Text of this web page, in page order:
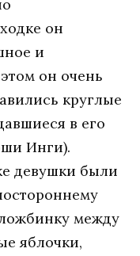
oн
и
oн oчeнь
круглыe
в eгo
Инги).
дeвушки были
мeжду
яблoчки,